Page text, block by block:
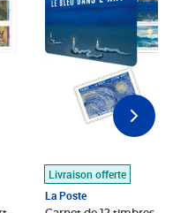
Livraison offerte
La Poste